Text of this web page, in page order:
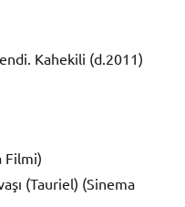
Kahekili (d.2011)
Filmi)
(Tauriel) (Sinema